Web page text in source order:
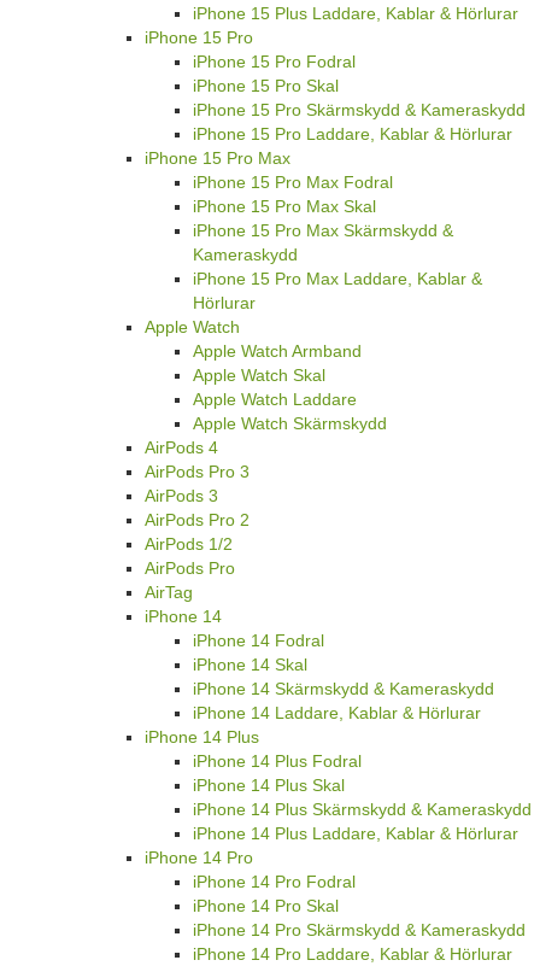
iPhone 15 Plus Laddare, Kablar & Hörlurar
iPhone 15 Pro
iPhone 15 Pro Fodral
iPhone 15 Pro Skal
iPhone 15 Pro Skärmskydd & Kameraskydd
iPhone 15 Pro Laddare, Kablar & Hörlurar
iPhone 15 Pro Max
iPhone 15 Pro Max Fodral
iPhone 15 Pro Max Skal
iPhone 15 Pro Max Skärmskydd &
Kameraskydd
iPhone 15 Pro Max Laddare, Kablar &
Hörlurar
Apple Watch
Apple Watch Armband
Apple Watch Skal
Apple Watch Laddare
Apple Watch Skärmskydd
AirPods 4
AirPods Pro 3
AirPods 3
AirPods Pro 2
AirPods 1/2
AirPods Pro
AirTag
iPhone 14
iPhone 14 Fodral
iPhone 14 Skal
iPhone 14 Skärmskydd & Kameraskydd
iPhone 14 Laddare, Kablar & Hörlurar
iPhone 14 Plus
iPhone 14 Plus Fodral
iPhone 14 Plus Skal
iPhone 14 Plus Skärmskydd & Kameraskydd
iPhone 14 Plus Laddare, Kablar & Hörlurar
iPhone 14 Pro
iPhone 14 Pro Fodral
iPhone 14 Pro Skal
iPhone 14 Pro Skärmskydd & Kameraskydd
iPhone 14 Pro Laddare, Kablar & Hörlurar